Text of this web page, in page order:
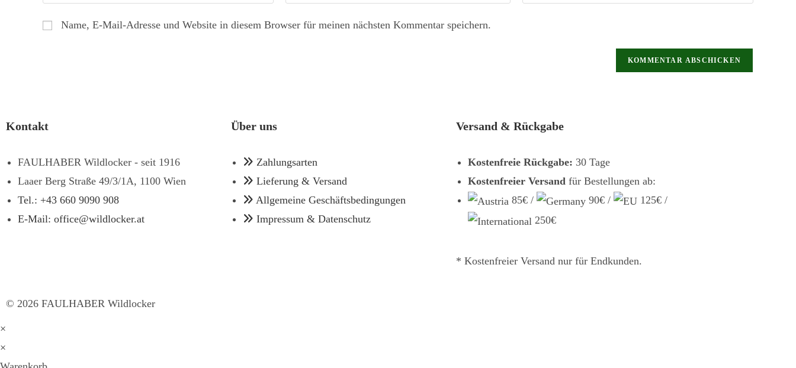
Name, E-Mail-Adresse und Website in diesem Browser für meinen nächsten Kommentar speichern.
Kontakt
FAULHABER Wildlocker - seit 1916
Laaer Berg Straße 49/3/1A, 1100 Wien
Tel.: +43 660 9090 908
E-Mail: office@wildlocker.at
Über uns
Zahlungsarten
Lieferung & Versand
Allgemeine Geschäftsbedingungen
Impressum & Datenschutz
Versand & Rückgabe
Kostenfreie Rückgabe: 30 Tage
Kostenfreier Versandfür Bestellungen ab:
85€ /
90€ /
125€ /
250€
* Kostenfreier Versand nur für Endkunden.
© 2026 FAULHABER Wildlocker
×
×